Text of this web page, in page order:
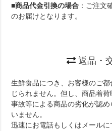
■商品代金引換の場合 ：ご注文
のお届けとなります。
返品・
生鮮食品につき、お客様のご
じられません。但し、商品着
事故等による商品の劣化が認
いません。
迅速にお電話もしくはメール